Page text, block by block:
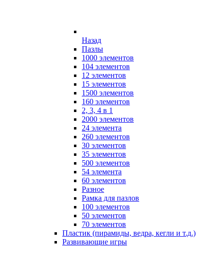
Назад
Пазлы
1000 элементов
104 элементов
12 элементов
15 элементов
1500 элементов
160 элементов
2, 3, 4 в 1
2000 элементов
24 элемента
260 элементов
30 элементов
35 элементов
500 элементов
54 элемента
60 элементов
Разное
Рамка для пазлов
100 элементов
50 элементов
70 элементов
Пластик (пирамиды, ведра, кегли и т.д.)
Развивающие игры